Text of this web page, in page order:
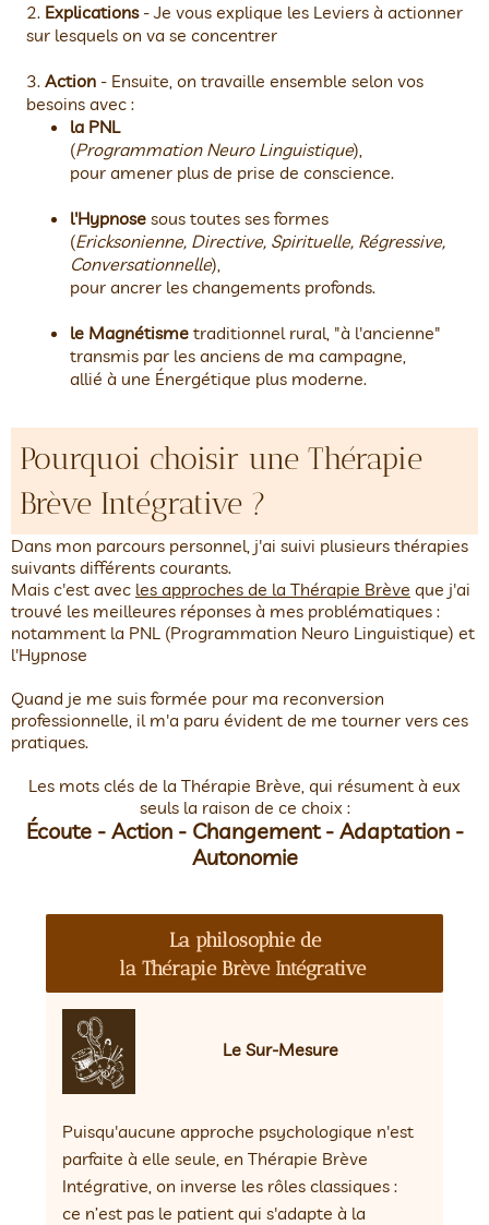
2. Explications - Je vous explique les Leviers à actionner
sur lesquels on va se concentrer
3. Action - Ensuite, on travaille ensemble selon vos
besoins avec :
la PNL
(Programmation Neuro Linguistique),
pour amener plus de prise de conscience.
l'Hypnose sous toutes ses formes
(Ericksonienne, Directive, Spirituelle, Régressive,
Conversationnelle),
pour ancrer les changements profonds.
le Magnétisme traditionnel rural, "à l'ancienne"
transmis par les anciens de ma campagne,
allié à une Énergétique plus moderne.
Pourquoi choisir une Thérapie
Brève Intégrative ?
Dans mon parcours personnel, j'ai suivi plusieurs thérapies
suivants différents courants.
Mais c'est avec les approches de la Thérapie Brève que j'ai
trouvé les meilleures réponses à mes problématiques :
notamment la PNL (Programmation Neuro Linguistique) et
l'Hypnose
Quand je me suis formée pour ma reconversion
professionnelle, il m'a paru évident de me tourner vers ces
pratiques.
Les mots clés de la Thérapie Brève, qui résument à eux
seuls la raison de ce choix :
Écoute - Action - Changement - Adaptation -
Autonomie
La philosophie de
la Thérapie Brève Intégrative
Le Sur-Mesure
Puisqu'aucune approche psychologique n'est
parfaite à elle seule, en Thérapie Brève
Intégrative, on inverse les rôles classiques :
ce n’est pas le patient qui s'adapte à la